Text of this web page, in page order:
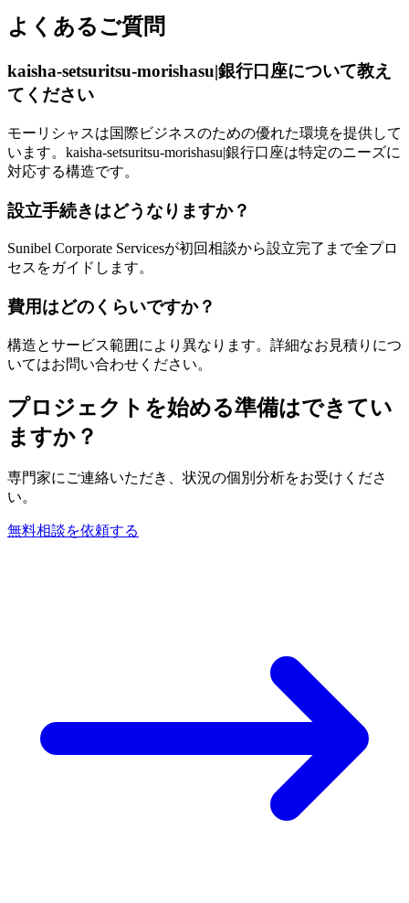
よくあるご質問
kaisha-setsuritsu-morishasu|銀行口座について教え
てください
モーリシャスは国際ビジネスのための優れた環境を提供して
います。kaisha-setsuritsu-morishasu|銀行口座は特定のニーズに
対応する構造です。
設立手続きはどうなりますか？
Sunibel Corporate Servicesが初回相談から設立完了まで全プロ
セスをガイドします。
費用はどのくらいですか？
構造とサービス範囲により異なります。詳細なお見積りにつ
いてはお問い合わせください。
プロジェクトを始める準備はできてい
ますか？
専門家にご連絡いただき、状況の個別分析をお受けくださ
い。
無料相談を依頼する